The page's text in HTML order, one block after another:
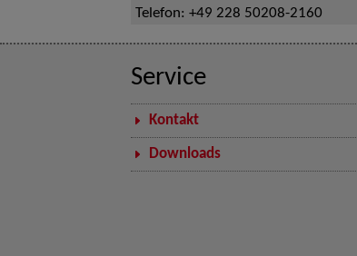
Telefon: +49 228 50208-2160
Service
Kontakt
Downloads